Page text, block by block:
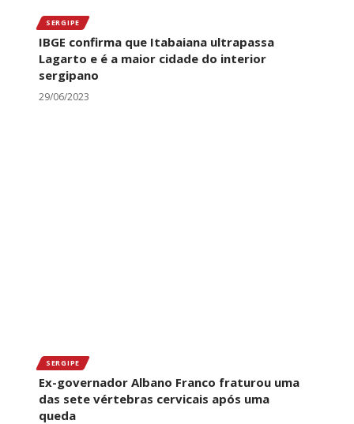
SERGIPE
IBGE confirma que Itabaiana ultrapassa
Lagarto e é a maior cidade do interior
sergipano
29/06/2023
SERGIPE
Ex-governador Albano Franco fraturou uma
das sete vértebras cervicais após uma
queda